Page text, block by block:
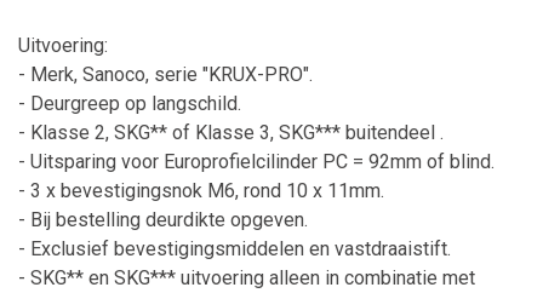
Uitvoering:
- Merk, Sanoco, serie "KRUX-PRO".
- Deurgreep op langschild.
- Klasse 2, SKG** of Klasse 3, SKG*** buitendeel .
- Uitsparing voor Europrofielcilinder PC = 92mm of blind.
- 3 x bevestigingsnok M6, rond 10 x 11mm.
- Bij bestelling deurdikte opgeven.
- Exclusief bevestigingsmiddelen en vastdraaistift.
- SKG** en SKG*** uitvoering alleen in combinatie met